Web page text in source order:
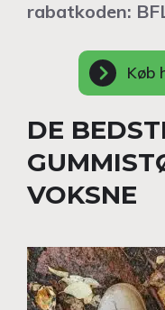
rabatkoden:
Køb
DE
VOKSNE